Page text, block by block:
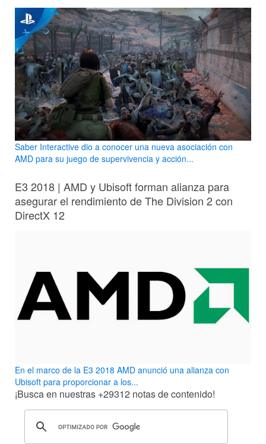
Saber Interactive dio a conocer una nueva asociación con
AMD para su juego de supervivencia y acción...
E3 2018 | AMD y Ubisoft forman alianza para
asegurar el rendimiento de The Division 2 con
DirectX 12
En el marco de la E3 2018 AMD anunció una alianza con
Ubisoft para proporcionar a los...
¡Busca en nuestras +29312 notas de contenido!